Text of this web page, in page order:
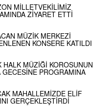
MİLLETVEKİLİMİZ
ZİYARET ETTİ
MÜZİK MERKEZİ
KONSERE KATILDI
HALK MÜZİĞİ KOROSUNUN
PROGRAMINA
MAHALLEMİZDE ELİF
GERÇEKLEŞTİRDİ